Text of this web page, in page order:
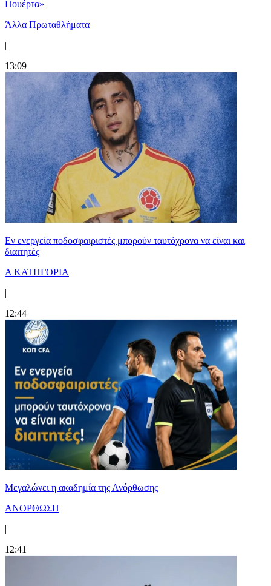
Πουέρτα»
Άλλα Πρωταθλήματα
|
13:09
Εν ενεργεία ποδοσφαιριστές μπορούν ταυτόχρονα να είναι και
διαιτητές
Α ΚΑΤΗΓΟΡΙΑ
|
12:44
Μεγαλώνει η ακαδημία της Ανόρθωσης
ΑΝΟΡΘΩΣΗ
|
12:41